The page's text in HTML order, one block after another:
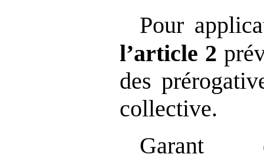
Pour
l’article 2
des
collective.
Garant